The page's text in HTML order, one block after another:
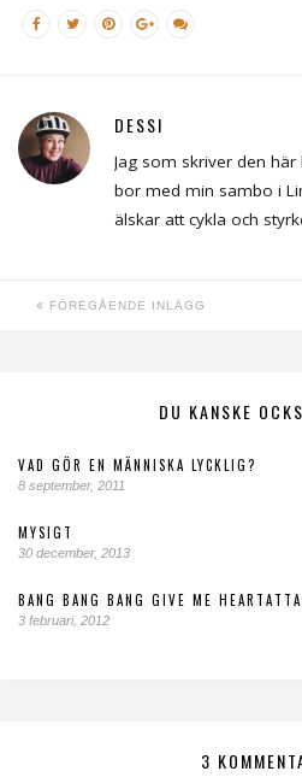
DESSI
Jag som skriver den
bor med min sambo i
älskar att cykla och
FÖREGÅENDE INLÄGG
DU KANSKE
VAD GÖR EN MÄNNISKA LYCKLIG?
8 september, 2011
MYSIGT
30 december, 2013
BANG BANG BANG GIVE ME
3 februari, 2012
3